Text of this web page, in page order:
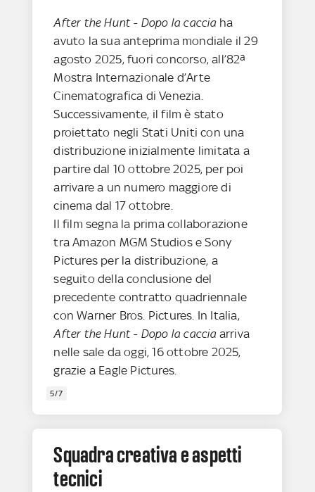
After the Hunt - Dopo la cacciaha
avuto la sua anteprima mondiale il 29
agosto 2025, fuori concorso, all’82ª
Mostra Internazionale d’Arte
Cinematografica di Venezia.
Successivamente, il film è stato
proiettato negli Stati Uniti con una
distribuzione inizialmente limitata a
partire dal 10 ottobre 2025, per poi
arrivare a un numero maggiore di
cinema dal 17 ottobre.
Il film segna la prima collaborazione
tra Amazon MGM Studios e Sony
Pictures per la distribuzione, a
seguito della conclusione del
precedente contratto quadriennale
con Warner Bros. Pictures. In Italia,
After the Hunt - Dopo la cacciaarriva
nelle sale da oggi, 16 ottobre 2025,
grazie a Eagle Pictures.
5/7
Squadra creativa e aspetti
tecnici